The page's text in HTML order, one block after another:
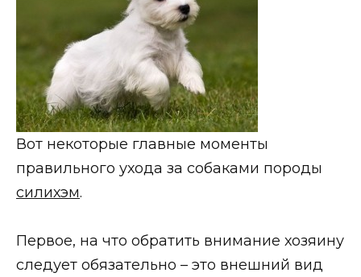
Вот некоторые главные моменты
правильного ухода за собаками породы
силихэм.
Первое, на что обратить внимание хозяину
следует обязательно – это внешний вид